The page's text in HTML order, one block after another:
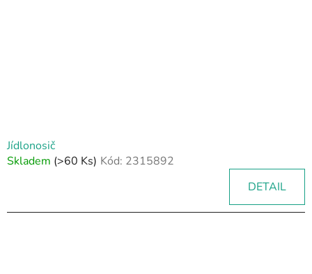
Jídlonosič
Skladem (>60 Ks) Kód: 2315892
DETAIL